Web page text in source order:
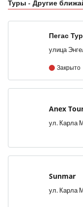
Туры - Другие
Пегас
Закрыто
Anex
Sunmar